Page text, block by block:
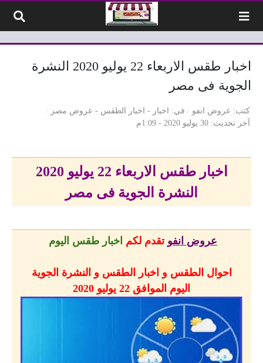
اخبار طقس الاربعاء 22 يوليو 2020 النشرة
الجوية فى مصر
كتب عروض انفو في اخبار - اخبار الطقس - عروض مصر
آخر تحديث 30 يوليو 2020 - 1:09م
اخبار طقس الاربعاء 22 يوليو 2020
النشرة الجوية فى مصر
عروض انفو تقدم لكم اخبار طقس اليوم
احوال الطقس و اخبار الطقس و النشرة الجوية
اليوم الموافق 22 يوليو 2020